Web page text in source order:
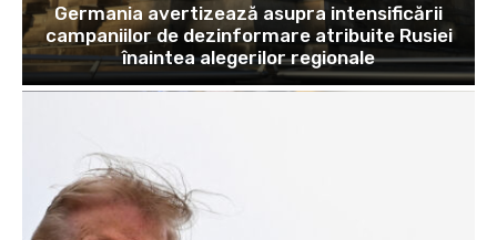
Germania avertizează asupra intensificării
campaniilor de dezinformare atribuite Rusiei
înaintea alegerilor regionale